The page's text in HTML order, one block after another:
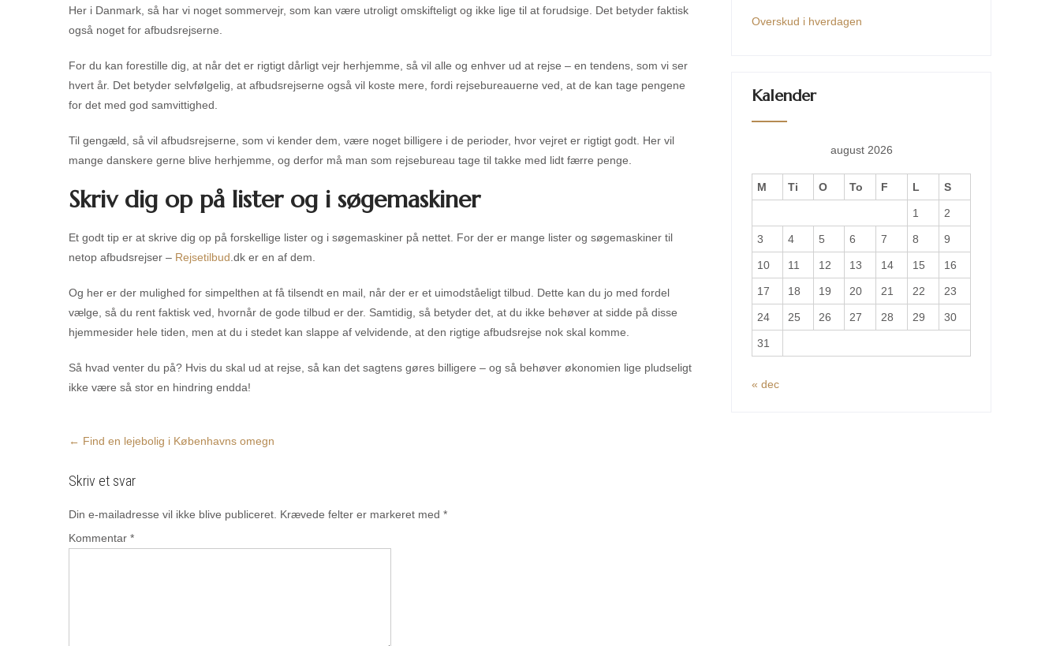
Her i Danmark, så har vi noget sommervejr, som kan være utroligt omskifteligt og ikke lige til at forudsige. Det betyder faktisk
også noget for afbudsrejserne.
For du kan forestille dig, at når det er rigtigt dårligt vejr herhjemme, så vil alle og enhver ud at rejse – en tendens, som vi ser
hvert år. Det betyder selvfølgelig, at afbudsrejserne også vil koste mere, fordi rejsebureauerne ved, at de kan tage pengene
for det med god samvittighed.
Til gengæld, så vil afbudsrejserne, som vi kender dem, være noget billigere i de perioder, hvor vejret er rigtigt godt. Her vil
mange danskere gerne blive herhjemme, og derfor må man som rejsebureau tage til takke med lidt færre penge.
Skriv dig op på lister og i søgemaskiner
Et godt tip er at skrive dig op på forskellige lister og i søgemaskiner på nettet. For der er mange lister og søgemaskiner til
netop afbudsrejser – Rejsetilbud .dk er en af dem.
Og her er der mulighed for simpelthen at få tilsendt en mail, når der er et uimodståeligt tilbud. Dette kan du jo med fordel
vælge, så du rent faktisk ved, hvornår de gode tilbud er der. Samtidig, så betyder det, at du ikke behøver at sidde på disse
hjemmesider hele tiden, men at du i stedet kan slappe af velvidende, at den rigtige afbudsrejse nok skal komme.
Så hvad venter du på? Hvis du skal ud at rejse, så kan det sagtens gøres billigere – og så behøver økonomien lige pludseligt
ikke være så stor en hindring endda!
Post
← Find en lejebolig i Københavns omegn
Skriv et svar
Din e-mailadresse vil ikke blive publiceret. Krævede felter er markeret med *
Kommentar *
Overskud i hverdagen
Kalender
august 2026
M Ti O To F L S
1 2
3 4 5 6 7 8 9
10 11 12 13 14 15 16
17 18 19 20 21 22 23
24 25 26 27 28 29 30
31
« dec